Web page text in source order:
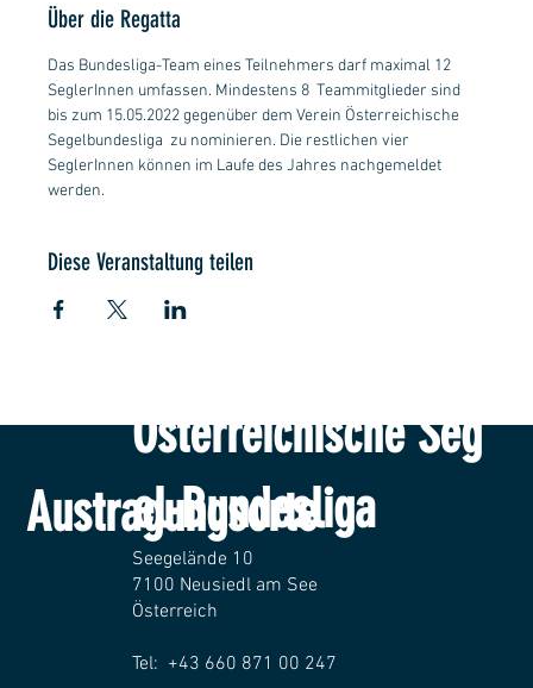
Über die Regatta
Das Bundesliga-Team eines Teilnehmers darf maximal 12
SeglerInnen umfassen. Mindestens 8  Teammitglieder sind
bis zum 15.05.2022 gegenüber dem Verein Österreichische
Segelbundesliga  zu nominieren. Die restlichen vier
SeglerInnen können im Laufe des Jahres nachgemeldet
werden.
Diese Veranstaltung teilen
Österreichische Seg
el-Bundesliga
Seegelände 10
7100 Neusiedl am See
Österreich
Tel: +43 660 871 00 247
Austragungsorte